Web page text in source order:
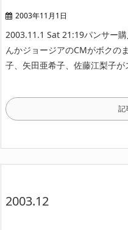
2003年11月1日
2003.11.1 Sat 21:19パンサー
んかジョージアのCMがボクの
子、矢田亜希子、佐藤江梨子が
記
2003.12